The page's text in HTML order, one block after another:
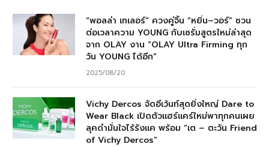
“พอลล่า เทเลอร์” ควงคู่จิ้น “หยิ่น–วอร์” ชวน
ต่อเวลาความ YOUNG กับเซรั่มสูตรใหม่ล่าสุด
จาก OLAY งาน “OLAY Ultra Firming ทุก
วัน YOUNG ได้อีก”
2025/08/20
Vichy Dercos จัดอีเว้นท์สุดยิ่งใหญ่ Dare to
Wear Black เปิดตัวแฮร์แคร์ใหม่พาทุกคนเผย
ลุคดำมั่นใจไร้รังแค พร้อม “เต – ตะวัน Friend
of Vichy Dercos”